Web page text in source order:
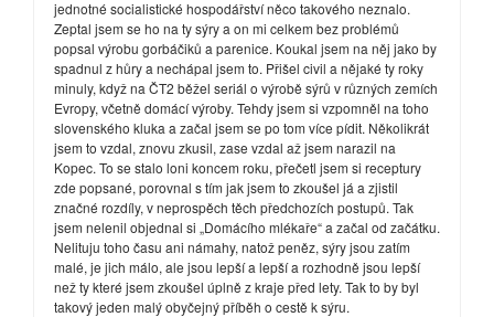
jednotné socialistické hospodářství něco takového neznalo.
Zeptal jsem se ho na ty sýry a on mi celkem bez problémů
popsal výrobu gorbáčiků a parenice. Koukal jsem na něj jako by
spadnul z hůry a nechápal jsem to. Přišel civil a nějaké ty roky
minuly, když na ČT2 běžel seriál o výrobě sýrů v různých zemích
Evropy, včetně domácí výroby. Tehdy jsem si vzpomněl na toho
slovenského kluka a začal jsem se po tom více pídit. Několikrát
jsem to vzdal, znovu zkusil, zase vzdal až jsem narazil na
Kopec. To se stalo loni koncem roku, přečetl jsem si receptury
zde popsané, porovnal s tím jak jsem to zkoušel já a zjistil
značné rozdíly, v neprospěch těch předchozích postupů. Tak
jsem nelenil objednal si „Domácího mlékaře“ a začal od začátku.
Nelituju toho času ani námahy, natož peněz, sýry jsou zatím
malé, je jich málo, ale jsou lepší a lepší a rozhodně jsou lepší
než ty které jsem zkoušel úplně z kraje před lety. Tak to by byl
takový jeden malý obyčejný příběh o cestě k sýru.